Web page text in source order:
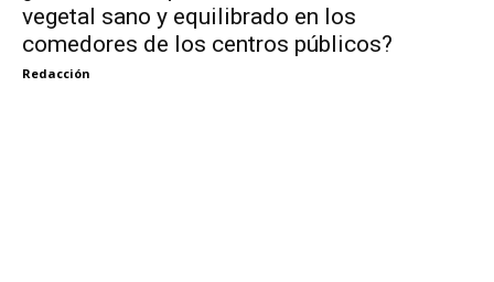
vegetal sano y equilibrado en los
comedores de los centros públicos?
Redacción